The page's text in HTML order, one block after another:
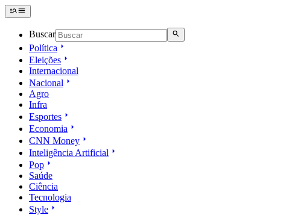
Buscar
Política
Eleições
Internacional
Nacional
Agro
Infra
Esportes
Economia
CNN Money
Inteligência Artificial
Pop
Saúde
Ciência
Tecnologia
Style